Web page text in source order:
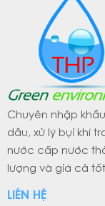
Chuyên nhập
dầu, xử lý bụi khí
nước cấp nước
lượng và giá cả
LIÊN HỆ